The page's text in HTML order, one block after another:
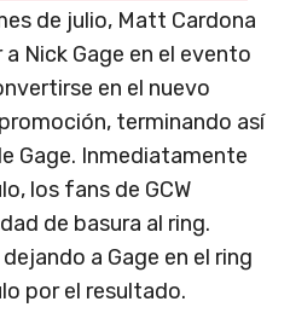
de julio, Matt Cardona
Nick Gage en el evento
en el nuevo
terminando así
Gage. Inmediatamente
los fans de GCW
de basura al ring.
a Gage en el ring
por el resultado.